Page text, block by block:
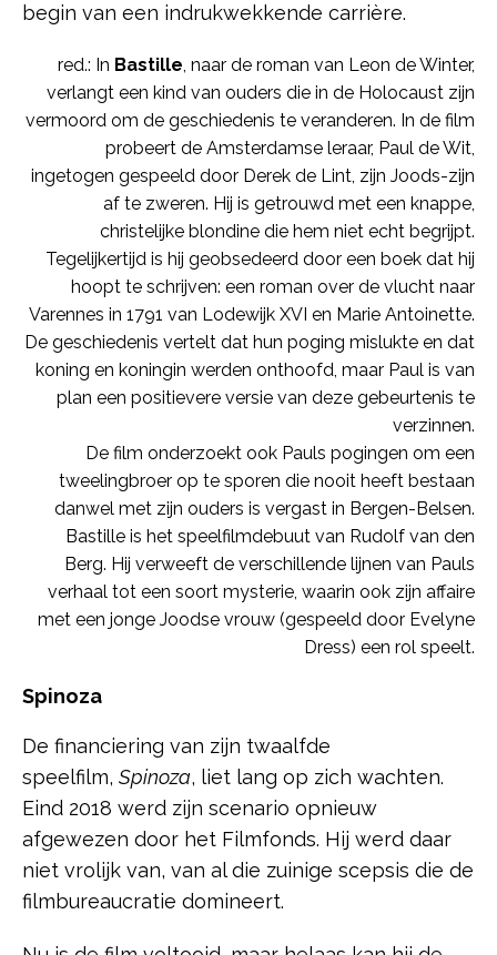
begin van een indrukwekkende carrière.
red.: In Bastille, naar de roman van Leon de Winter,
verlangt een kind van ouders die in de Holocaust zijn
vermoord om de geschiedenis te veranderen. In de film
probeert de Amsterdamse leraar, Paul de Wit,
ingetogen gespeeld door Derek de Lint, zijn Joods-zijn
af te zweren. Hij is getrouwd met een knappe,
christelijke blondine die hem niet echt begrijpt.
Tegelijkertijd is hij geobsedeerd door een boek dat hij
hoopt te schrijven: een roman over de vlucht naar
Varennes in 1791 van Lodewijk XVI en Marie Antoinette.
De geschiedenis vertelt dat hun poging mislukte en dat
koning en koningin werden onthoofd, maar Paul is van
plan een positievere versie van deze gebeurtenis te
verzinnen.
De film onderzoekt ook Pauls pogingen om een
tweelingbroer op te sporen die nooit heeft bestaan
danwel met zijn ouders is vergast in Bergen-Belsen.
Bastille is het speelfilmdebuut van Rudolf van den
Berg. Hij verweeft de verschillende lijnen van Pauls
verhaal tot een soort mysterie, waarin ook zijn affaire
met een jonge Joodse vrouw (gespeeld door Evelyne
Dress) een rol speelt.
Spinoza
De financiering van zijn twaalfde
speelfilm, Spinoza, liet lang op zich wachten.
Eind 2018 werd zijn scenario opnieuw
afgewezen door het Filmfonds. Hij werd daar
niet vrolijk van, van al die zuinige scepsis die de
filmbureaucratie domineert.